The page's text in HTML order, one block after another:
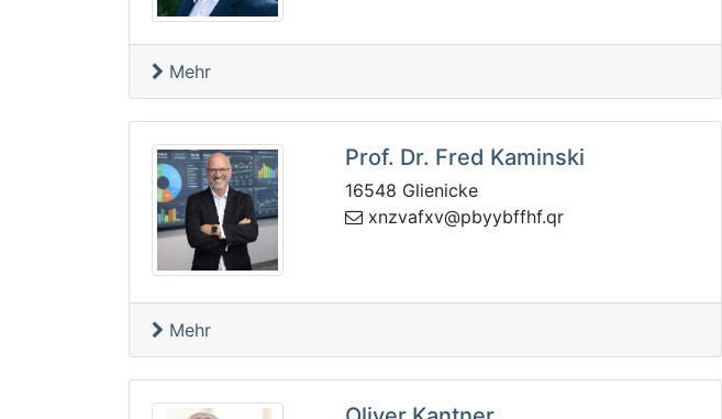
Mehr
Prof. Dr. Fred Kaminski
16548 Glienicke
rq.fhffb
yybp@vxfavznx
Mehr